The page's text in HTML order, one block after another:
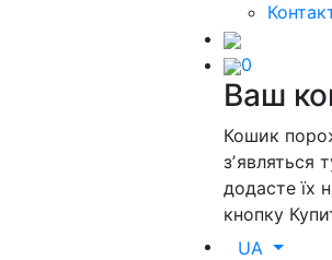
0
Ваш
Кошик
зʼявляться
додасте їх
кнопку
UA